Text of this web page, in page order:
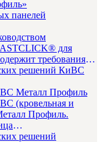
панелей
для
требования
Металл Профиль
(кровельная и
Профиль.